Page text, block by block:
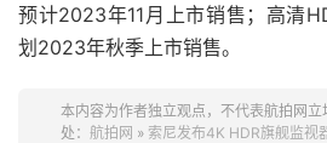
预计2023年11月上市销售；高清
划2023年秋季上市销售。
本内容为作者独立观点，不代表航拍网
处： 航拍网 » 索尼发布4K HDR旗舰监视